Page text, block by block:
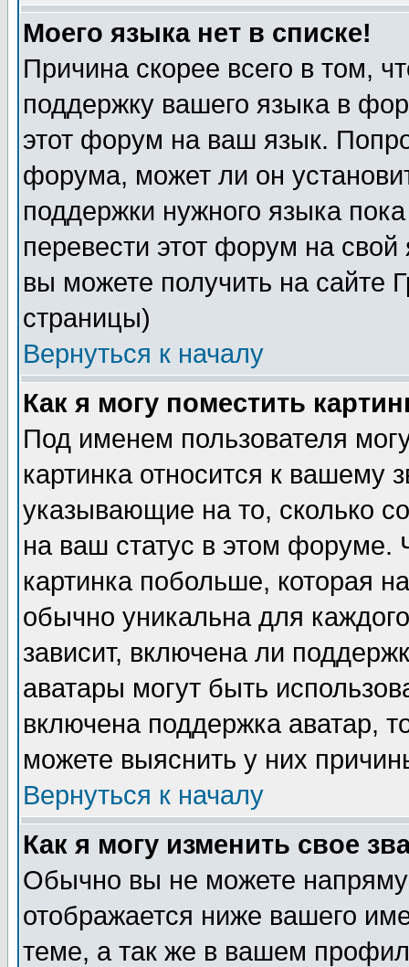
Моего языка нет в списке!
Причина скорее всего в том,
поддержку вашего языка в
этот форум на ваш язык.
форума, может ли он
поддержки нужного языка
перевести этот форум на
вы можете получить на сайте
страницы)
Вернуться к началу
Как я могу поместить
Под именем пользователя
картинка относится к вашему
указывающие на то, сколько
на ваш статус в этом форуме.
картинка побольше, которая
обычно уникальна для
зависит, включена ли
аватары могут быть
включена поддержка аватар,
можете выяснить у них
Вернуться к началу
Как я могу изменить свое
Обычно вы не можете
отображается ниже вашего
теме, а так же в вашем